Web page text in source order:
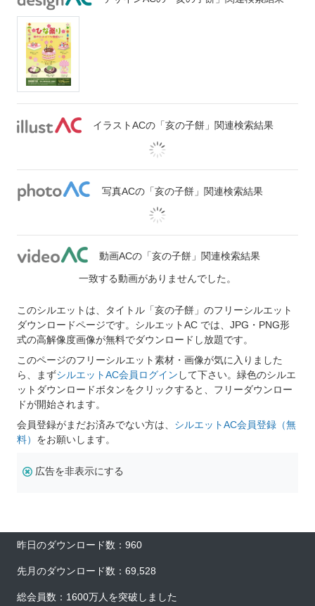
イラストACの「亥の子餅」関連検索結果
写真ACの「亥の子餅」関連検索結果
動画ACの「亥の子餅」関連検索結果
一致する動画がありませんでした。
このシルエットは、タイトル「亥の子餅」のフリーシルエット
ダウンロードページです。シルエットAC では、JPG・PNG形
式の高解像度画像が無料でダウンロードし放題です。
このページのフリーシルエット素材・画像が気に入りました
ら、まずシルエットAC会員ログイン して下さい。緑色のシルエ
ットダウンロードボタンをクリックすると、フリーダウンロー
ドが開始されます。
会員登録がまだお済みでない方は、 シルエットAC会員登録（無
料） をお願いします。
広告を非表示にする
昨日のダウンロード数：960
先月のダウンロード数：69,528
総会員数：1600万人を突破しました